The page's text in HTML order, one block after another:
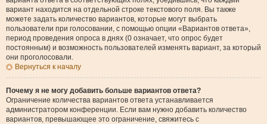
вариант находится на отдельной строке текстового поля. Вы также
можете задать количество вариантов, которые могут выбрать
пользователи при голосовании, с помощью опции «Вариантов ответа»,
период проведения опроса в днях (0 означает, что опрос будет
постоянным) и возможность пользователей изменять вариант, за который
они проголосовали.
Вернуться к началу
Почему я не могу добавить больше вариантов ответа?
Ограничение количества вариантов ответа устанавливается
администратором конференции. Если вам нужно добавить количество
вариантов, превышающее это ограничение, свяжитесь с